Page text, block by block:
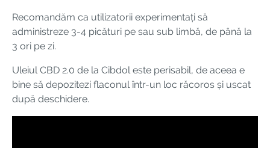
Recomandăm ca utilizatorii experimentați să
administreze 3-4 picături pe sau sub limbă, de până la
3 ori pe zi.
Uleiul CBD 2.0 de la Cibdol este perisabil, de aceea e
bine să depozitezi flaconul într-un loc răcoros și uscat
după deschidere.